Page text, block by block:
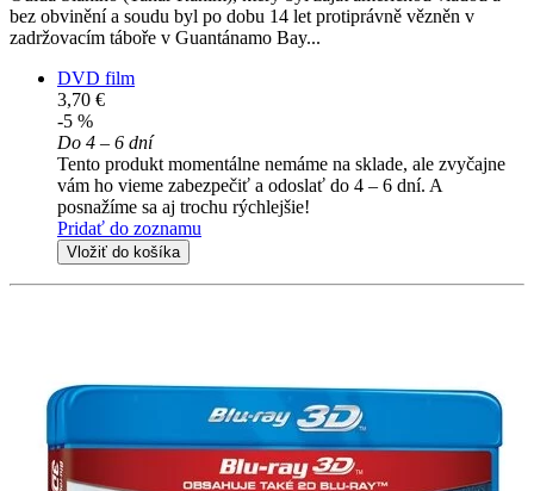
bez obvinění a soudu byl po dobu 14 let protiprávně vězněn v
zadržovacím táboře v Guantánamo Bay...
DVD film
3,70 €
-5 %
Do 4 – 6 dní
Tento produkt momentálne nemáme na sklade, ale zvyčajne
vám ho vieme zabezpečiť a odoslať do 4 – 6 dní. A
posnažíme sa aj trochu rýchlejšie!
Pridať do zoznamu
Vložiť do košíka